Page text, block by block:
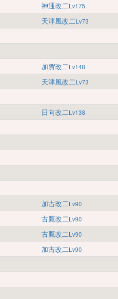
神通改二Lv175
天津風改二Lv73
加賀改二Lv148
天津風改二Lv73
日向改二Lv138
加古改二Lv90
古鷹改二Lv90
古鷹改二Lv90
加古改二Lv90